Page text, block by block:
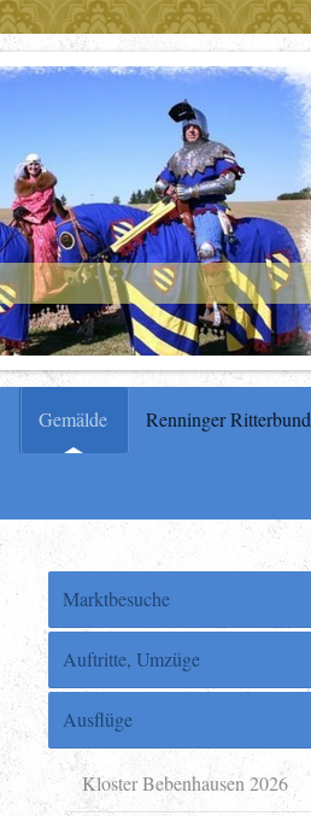
Gemälde Renninger Ritterbund
Marktbesuche
Auftritte, Umzüge
Ausflüge
Kloster Bebenhausen 2026